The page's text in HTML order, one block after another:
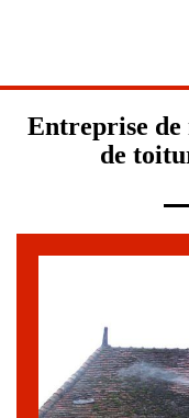
Entreprise de
de